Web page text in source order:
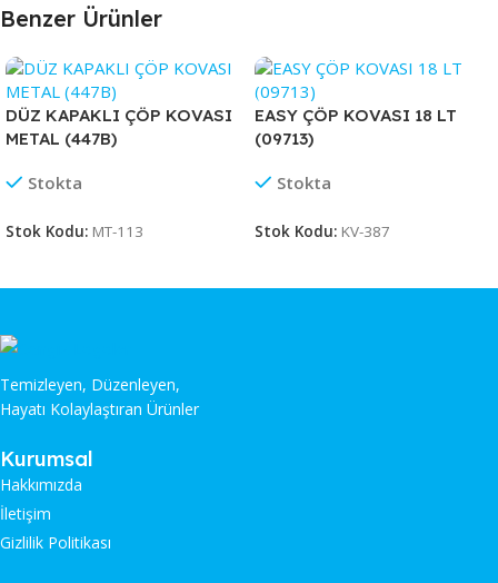
Benzer Ürünler
DÜZ KAPAKLI ÇÖP KOVASI
METAL (447B)
Stokta
Stok Kodu: MT-113
EASY ÇÖP KOVASI 18 LT
(09713)
Stokta
Stok Kodu: KV-387
Temizleyen, Düzenleyen,
Hayatı Kolaylaştıran Ürünler
Kurumsal
Hakkımızda
İletişim
Gizlilik Politikası